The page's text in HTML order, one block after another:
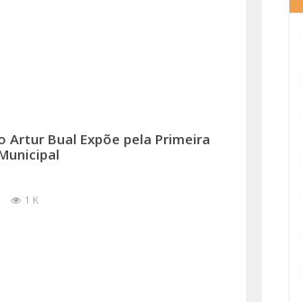
Artur Bual Expõe pela Primeira
1 K